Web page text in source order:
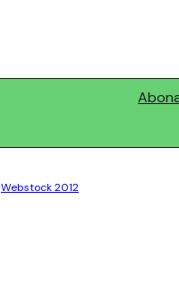
Webstock 2012